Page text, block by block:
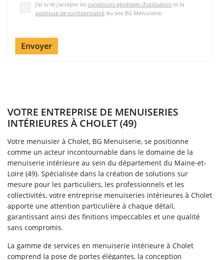
J'ai lu et j'accepte les conditions générales d'utilisation et la
politique de confidentialité du site BG Menuiserie.
Envoyer
VOTRE ENTREPRISE DE MENUISERIES
INTÉRIEURES À CHOLET (49)
Votre menuisier à Cholet, BG Menuiserie, se positionne
comme un acteur incontournable dans le domaine de la
menuiserie intérieure au sein du département du Maine-et-
Loire (49). Spécialisée dans la création de solutions sur
mesure pour les particuliers, les professionnels et les
collectivités, votre entreprise menuiseries intérieures à Cholet
apporte une attention particulière à chaque détail,
garantissant ainsi des finitions impeccables et une qualité
sans compromis.
La gamme de services en menuiserie intérieure à Cholet
comprend la pose de portes élégantes, la conception